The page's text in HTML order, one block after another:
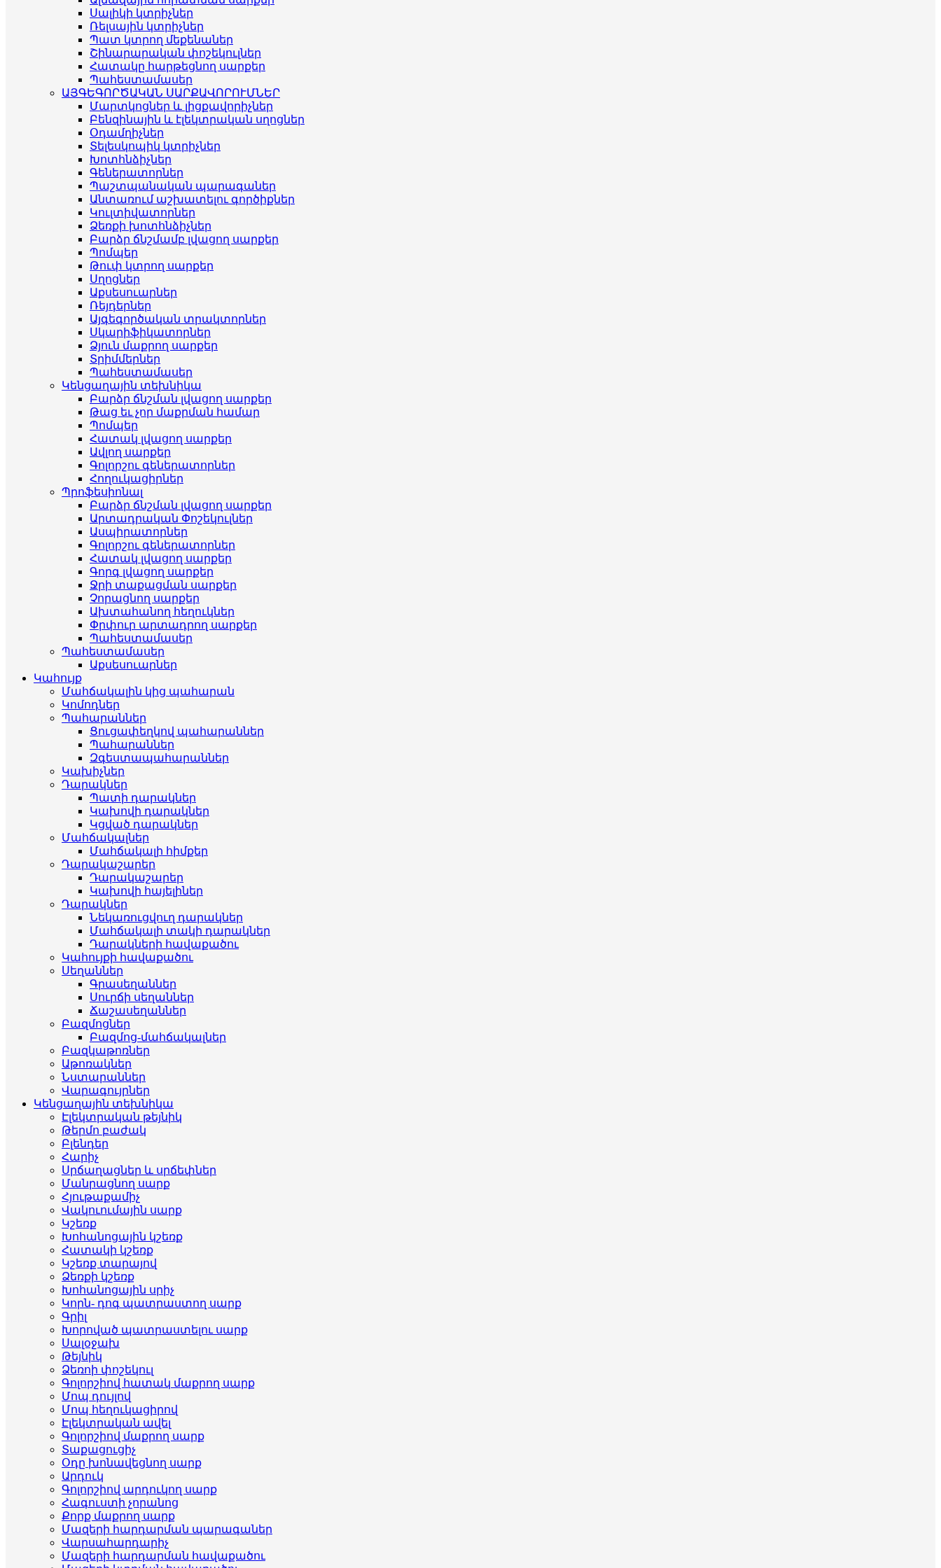
Սալիկի կտրիչներ
Ռելսային կտրիչներ
Պատ կտրող մեքենաներ
Շինարարական փոշեկուլներ
Հատակը հարթեցնող սարքեր
Պահեստամասեր
ԱՅԳԵԳՈՐԾԱԿԱՆ ՍԱՐՔԱՎՈՐՈՒՄՆԵՐ
Մարտկոցներ և լիցքավորիչներ
Բենզինային և էլեկտրական սղոցներ
Օդամղիչներ
Տելեսկոպիկ կտրիչներ
Խոտհնձիչներ
Գեներատորներ
Պաշտպանական պարագաներ
Անտառում աշխատելու գործիքներ
Կուլտիվատորներ
Ձեռքի խոտհնձիչներ
Բարձր ճնշմամբ լվացող սարքեր
Պոմպեր
Թուփ կտրող սարքեր
Սղոցներ
Աքսեսուարներ
Ռեյդերներ
Այգեգործական տրակտորներ
Սկարիֆիկատորներ
Ձյուն մաքրող սարքեր
Տրիմմերներ
Պահեստամասեր
Կենցաղային տեխնիկա
Բարձր ճնշման լվացող սարքեր
Թաց եւ չոր մաքրման համար
Պոմպեր
Հատակ լվացող սարքեր
Ավլող սարքեր
Գոլորշու գեներատորներ
Հողուկացիրներ
Պրոֆեսիոնալ
Բարձր ճնշման լվացող սարքեր
Արտադրական Փոշեկուլներ
Ասպիրատորներ
Գոլորշու գեներատորներ
Հատակ լվացող սարքեր
Գորգ լվացող սարքեր
Ջրի տաքացման սարքեր
Չորացնող սարքեր
Ախտահանող հեղուկներ
Փրփուր արտադրող սարքեր
Պահեստամասեր
Պահեստամասեր
Աքսեսուարներ
Կահույք
Մահճակալին կից պահարան
Կոմոդներ
Պահարաններ
Ցուցափեղկով պահարաններ
Պահարաններ
Զգեստապահարաններ
Կախիչներ
Դարակներ
Պատի դարակներ
Կախովի դարակներ
Կցված դարակներ
Մահճակալներ
Մահճակալի հիմքեր
Դարակաշարեր
Դարակաշարեր
Կախովի հայելիներ
Դարակներ
Նեկառուցվուղ դարակներ
Մահճակալի տակի դարակներ
Դարակների հավաքածու
Կահույքի հավաքածու
Սեղաններ
Գրասեղաններ
Սուրճի սեղաններ
Ճաշասեղաններ
Բազմոցներ
Բազմոց-մահճակալներ
Բազկաթոռներ
Աթոռակներ
Նստարաններ
Վարագույրներ
Կենցաղային տեխնիկա
Էլեկտրական թեյնիկ
Թերմո բաժակ
Բլենդեր
Հարիչ
Սրճաղացներ և սրճեփներ
Մանրացնող սարք
Հյութաքամիչ
Վակուումային սարք
Կշեռք
Խոհանոցային կշեռք
Հատակի կշեռք
Կշեռք տարայով
Ձեռքի կշեռք
Խոհանոցային սրիչ
Կորն- դոգ պատրաստող սարք
Գրիլ
Խորոված պատրաստելու սարք
Սալօջախ
Թեյնիկ
Ձեռոի փոշեկուլ
Գոլորշիով հատակ մաքրող սարք
Մոպ դույլով
Մոպ հեղուկացիրով
Էլեկտրական ավել
Գոլորշիով մաքրող սարք
Տաքացուցիչ
Օդը խոնավեցնող սարք
Արդուկ
Գոլորշիով արդուկող սարք
Հագուստի չորանոց
Քորք մաքրող սարք
Մազերի հարդարման պարագաներ
Վարսահարդարիչ
Մազերի հարդարման հավաքածու